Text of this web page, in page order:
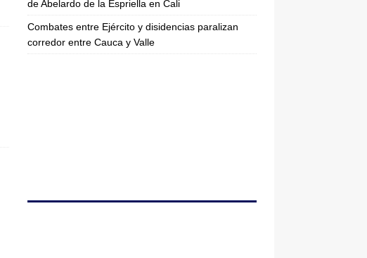
de Abelardo de la Espriella en Cali
Combates entre Ejército y disidencias paralizan
corredor entre Cauca y Valle